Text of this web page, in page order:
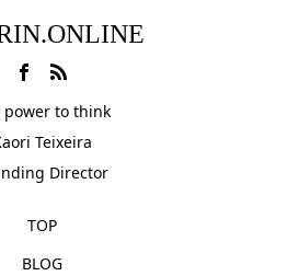
power to think
Teixeira
Director
TOP
BLOG